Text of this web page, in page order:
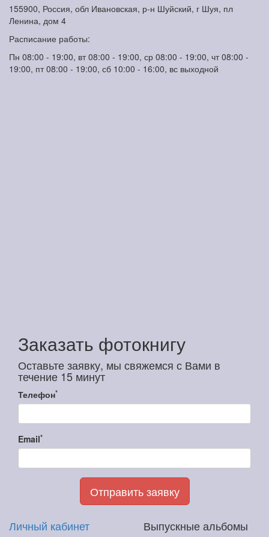
155900, Россия, обл Ивановская, р-н Шуйский, г Шуя, пл
Ленина, дом 4
Расписание работы:
Пн 08:00 - 19:00, вт 08:00 - 19:00, ср 08:00 - 19:00, чт 08:00 -
19:00, пт 08:00 - 19:00, сб 10:00 - 16:00, вс выходной
Заказать фотокнигу
Оставьте заявку, мы свяжемся с Вами в
течение 15 минут
Телефон*
Email*
Отправить заявку
Личный кабинет Выпускные альбомы